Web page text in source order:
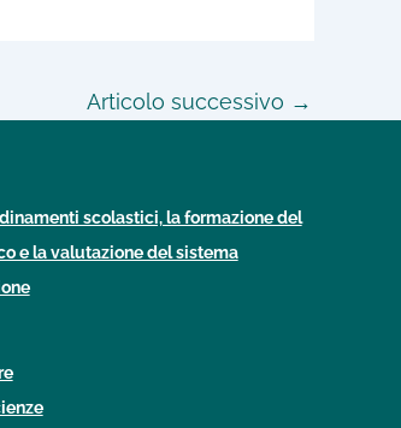
Articolo successivo →
scolastici, la formazione del
e la valutazione del sistema